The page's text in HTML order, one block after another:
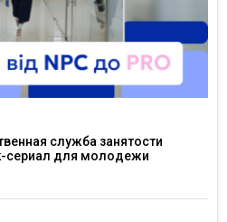
служба занятости
сериал для молодежи